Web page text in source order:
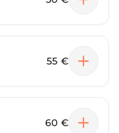
55 €
60 €